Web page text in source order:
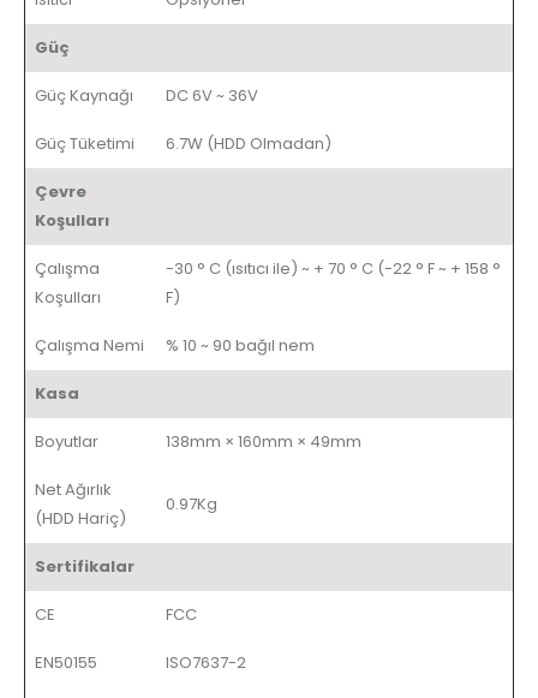
Güç
Güç Kaynağı DC 6V ~ 36V
Güç Tüketimi 6.7W (HDD Olmadan)
Çevre
Koşulları
Çalışma
Koşulları
-30 ° C (ısıtıcı ile) ~ + 70 ° C (-22 ° F ~ + 158 °
F)
Çalışma Nemi % 10 ~ 90 bağıl nem
Kasa
Boyutlar 138mm × 160mm × 49mm
Net Ağırlık
(HDD Hariç)
0.97Kg
Sertifikalar
CE FCC
EN50155 ISO7637-2